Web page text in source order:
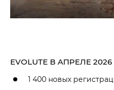
EVOLUTE В АПРЕЛЕ
1 400 новых